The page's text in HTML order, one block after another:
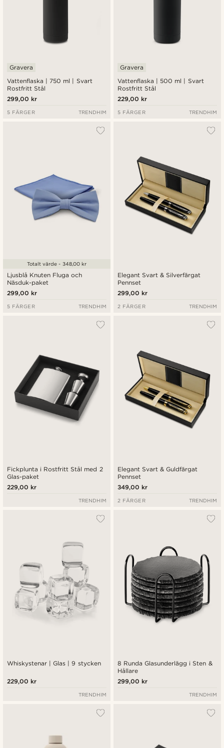
Vattenflaska | 750 ml | Svart
Rostfritt Stål
Gravera
299,00 kr
5 FÄRGER TRENDHIM
Vattenflaska | 500 ml | Svart
Rostfritt Stål
Gravera
229,00 kr
5 FÄRGER TRENDHIM
Ljusblå Knuten Fluga och
Näsduk-paket
299,00 kr
Totalt värde - 348,00 kr
5 FÄRGER TRENDHIM
Elegant Svart & Silverfärgat
Pennset
299,00 kr
2 FÄRGER TRENDHIM
Fickplunta i Rostfritt Stål med 2
Glas-paket
229,00 kr
TRENDHIM
Elegant Svart & Guldfärgat
Pennset
349,00 kr
2 FÄRGER TRENDHIM
Whiskystenar | Glas | 9 stycken
229,00 kr
TRENDHIM
8 Runda Glasunderlägg i Sten &
Hållare
299,00 kr
TRENDHIM